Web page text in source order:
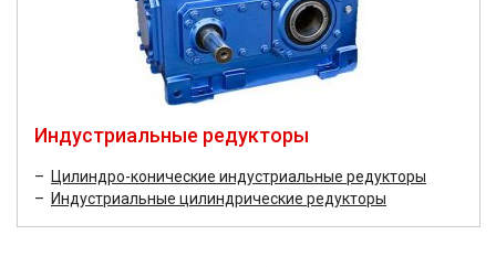
Индустриальные редукторы
Цилиндро-конические индустриальные редукторы
Индустриальные цилиндрические редукторы